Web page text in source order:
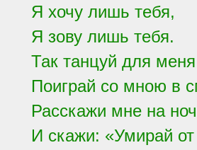
Я хочу лишь тебя,
Я зову лишь тебя.
Так танцуй для
Поиграй со мною в
Расскажи мне на
И скажи: «Умирай